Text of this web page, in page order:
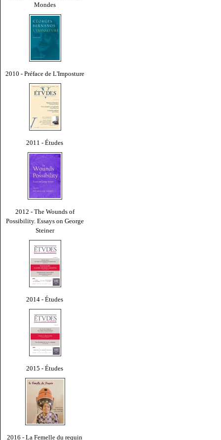
Mondes
2010 - Préface de L'Imposture
2011 - Études
2012 - The Wounds of
Possibility. Essays on George
Steiner
2014 - Études
2015 - Études
2016 - La Femelle du requin